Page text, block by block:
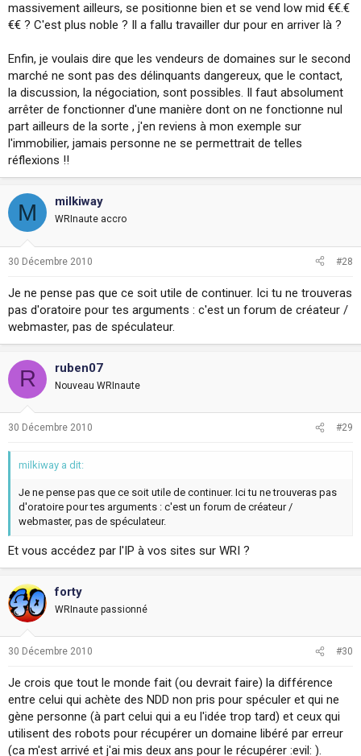
massivement ailleurs, se positionne bien et se vend low mid €€.€
€€ ? C'est plus noble ? Il a fallu travailler dur pour en arriver là ?
Enfin, je voulais dire que les vendeurs de domaines sur le second
marché ne sont pas des délinquants dangereux, que le contact,
la discussion, la négociation, sont possibles. Il faut absolument
arrêter de fonctionner d'une manière dont on ne fonctionne nul
part ailleurs de la sorte , j'en reviens à mon exemple sur
l'immobilier, jamais personne ne se permettrait de telles
réflexions !!
M milkiway
WRInaute accro
30 Décembre 2010 #28
Je ne pense pas que ce soit utile de continuer. Ici tu ne trouveras
pas d'oratoire pour tes arguments : c'est un forum de créateur /
webmaster, pas de spéculateur.
R ruben07
Nouveau WRInaute
30 Décembre 2010 #29
milkiway a dit:
Je ne pense pas que ce soit utile de continuer. Ici tu ne trouveras pas
d'oratoire pour tes arguments : c'est un forum de créateur /
webmaster, pas de spéculateur.
Et vous accédez par l'IP à vos sites sur WRI ?
forty
WRInaute passionné
30 Décembre 2010 #30
Je crois que tout le monde fait (ou devrait faire) la différence
entre celui qui achète des NDD non pris pour spéculer et qui ne
gène personne (à part celui qui a eu l'idée trop tard) et ceux qui
utilisent des robots pour récupérer un domaine libéré par erreur
(ca m'est arrivé et j'ai mis deux ans pour le récupérer :evil: ).